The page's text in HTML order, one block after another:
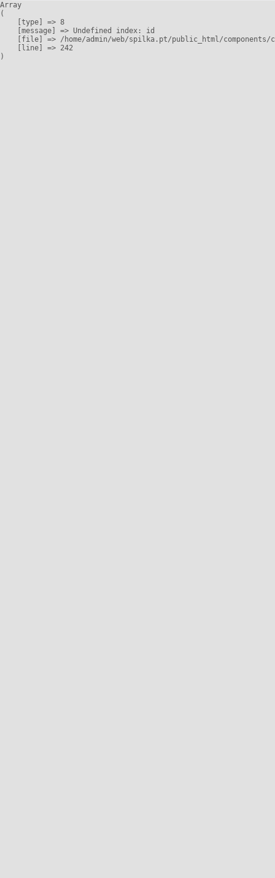
Array
(
    [type] => 8
    [message] => Undefined index: id
[file] => /home/admin/web/spilka.pt/public_html/
    [line] => 242